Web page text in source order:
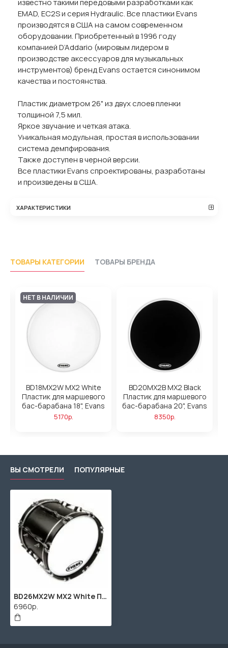
известно такими передовыми разработками как
EMAD, EC2S и серия Hydraulic. Все пластики Evans
производятся в США на самом современном
оборудовании. Приобретенный в 1996 году
компанией D’Addario (мировым лидером в
производстве аксессуаров для музыкальных
инструментов) бренд Evans остается синонимом
качества и постоянства.
Пластик диаметром 26" из двух слоев пленки
толщиной 7,5 мил.
Яркое звучание и четкая атака.
Уникальная модульная, простая в использовании
система демпфирования.
Также доступен в черной версии.
Все пластики Evans спроектированы, разработаны
и произведены в США.
ХАРАКТЕРИСТИКИ
ТОВАРЫ КАТЕГОРИИ ТОВАРЫ БРЕНДА
НЕТ В НАЛИЧИИ
BD18MX2W MX2 White
Пластик для маршевого
бас-барабана 18", Evans
5170р.
BD20MX2B MX2 Black
Пластик для маршевого
бас-барабана 20", Evans
8350р.
ВЫ СМОТРЕЛИ ПОПУЛЯРНЫЕ
BD26MX2W MX2 White Пластик для маршевого бас-барабана 26", Evans
6960р.